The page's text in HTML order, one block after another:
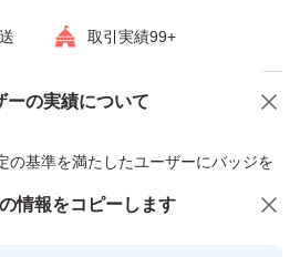
取引実績99+
ーの実績について
の基準を満たしたユーザーにバッジを
商品への質問
情報をコピーします
オススメ